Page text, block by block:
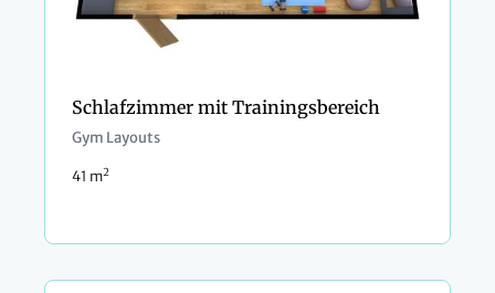
Schlafzimmer mit Trainingsbereich
Gym Layouts
41 m2